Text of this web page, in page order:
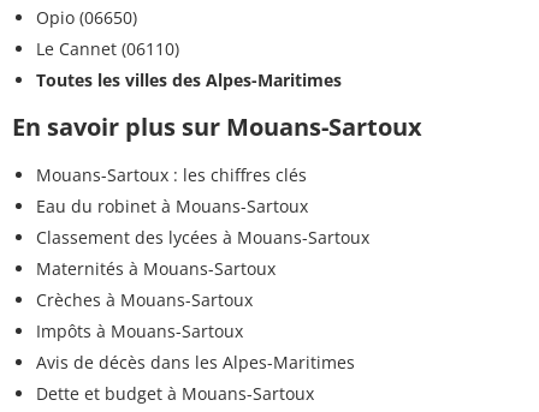
Opio (06650)
Le Cannet (06110)
Toutes les villes des Alpes-Maritimes
En savoir plus sur Mouans-Sartoux
Mouans-Sartoux : les chiffres clés
Eau du robinet à Mouans-Sartoux
Classement des lycées à Mouans-Sartoux
Maternités à Mouans-Sartoux
Crèches à Mouans-Sartoux
Impôts à Mouans-Sartoux
Avis de décès dans les Alpes-Maritimes
Dette et budget à Mouans-Sartoux